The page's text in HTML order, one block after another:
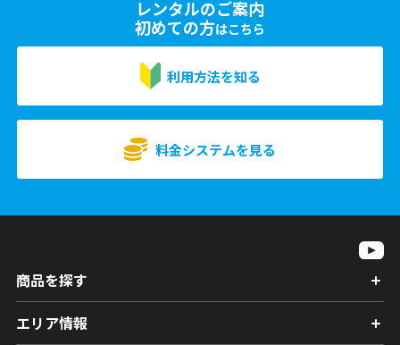
レンタルのご案内
初めての方はこちら
利用方法を知る
料金システムを見る
商品を探す
エリア情報